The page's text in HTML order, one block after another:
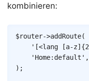
kombinieren:
$router->addRoute(
'[<lang [a-
'Home:default' ,
) ;